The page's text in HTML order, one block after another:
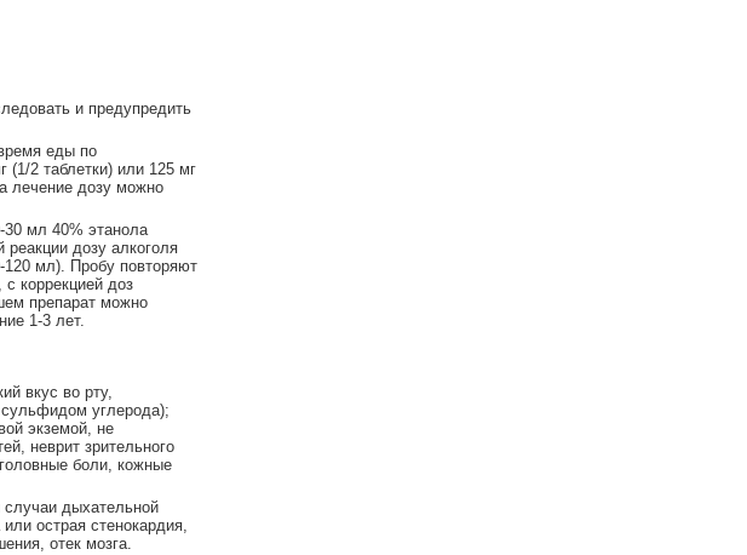
и предупредить
еды по
(1/2 таблетки) или 125 мг
лечение дозу можно
30 мл 40% этанола
дозу алкоголя
мл). Пробу повторяют
коррекцией доз
препарат можно
1-3 лет.
вкус во рту,
углерода);
экземой, не
неврит зрительного
боли, кожные
случаи дыхательной
острая стенокардия,
отек мозга.